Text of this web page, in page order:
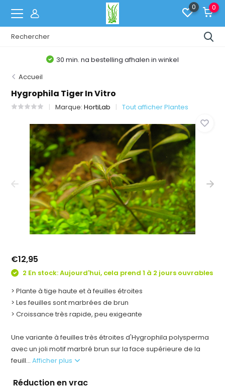
0 0
30 min. na bestelling afhalen in winkel
Accueil
Hygrophila Tiger In Vitro
Marque:HortiLab Tout afficher Plantes
€12,95
2 En stock: Aujourd'hui, cela prend 1 à 2 jours ouvrables
> Plante à tige haute et à feuilles étroites
> Les feuilles sont marbrées de brun
> Croissance très rapide, peu exigeante
Une variante à feuilles très étroites d'Hygrophila polysperma
avec un joli motif marbré brun sur la face supérieure de la
feuill...Afficher plus
Réduction en vrac